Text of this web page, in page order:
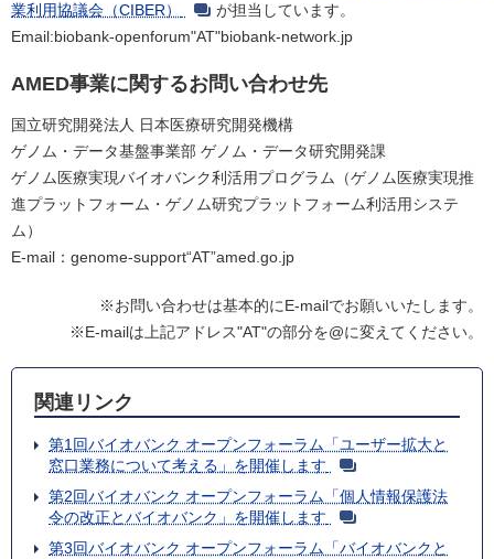
業利用協議会（CIBER）
が担当しています。
Email:biobank-openforum"AT"biobank-network.jp
AMED事業に関するお問い合わせ先
国立研究開発法人 日本医療研究開発機構
ゲノム・データ基盤事業部 ゲノム・データ研究開発課
ゲノム医療実現バイオバンク利活用プログラム（ゲノム医療実現推
進プラットフォーム・ゲノム研究プラットフォーム利活用システ
ム）
E-mail：genome-support“AT”amed.go.jp
※お問い合わせは基本的にE-mailでお願いいたします。
※E-mailは上記アドレス"AT"の部分を@に変えてください。
関連リンク
第1回バイオバンク オープンフォーラム「ユーザー拡大と
窓口業務について考える」を開催します
第2回バイオバンク オープンフォーラム「個人情報保護法
令の改正とバイオバンク」を開催します
第3回バイオバンク オープンフォーラム「バイオバンクと